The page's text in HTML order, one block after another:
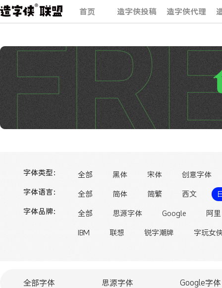
首页 造字侠投稿 造字侠代理
字体类型： 全部 黑体 宋体
创意字体
字体语言：
全部 简体 简繁 西文
字体品牌：
全部 思源字体 Google 阿
IBM 联想 锐字潮牌 字玩女
全部字体 思源字体 Google字体